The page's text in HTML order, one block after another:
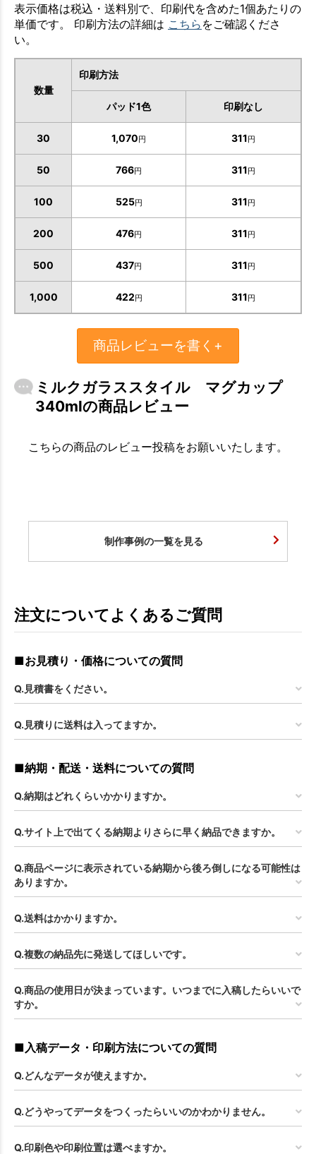
表示価格は税込・送料別で、印刷代を含めた1個あたりの
単価です。 印刷方法の詳細は こちら をご確認くださ
い。
数量
印刷方法
パッド1色 印刷なし
30 1,070円 311円
50 766円 311円
100 525円 311円
200 476円 311円
500 437円 311円
1,000 422円 311円
商品レビューを書く+
ミルクガラススタイル マグカップ
340mlの商品レビュー
こちらの商品のレビュー投稿をお願いいたします。
制作事例の一覧を見る
注文についてよくあるご質問
■お見積り・価格についての質問
Q.見積書をください。
Q.見積りに送料は入ってますか。
■納期・配送・送料についての質問
Q.納期はどれくらいかかりますか。
Q.サイト上で出てくる納期よりさらに早く納品できますか。
Q.商品ページに表示されている納期から後ろ倒しになる可能性は
ありますか。
Q.送料はかかりますか。
Q.複数の納品先に発送してほしいです。
Q.商品の使用日が決まっています。いつまでに入稿したらいいで
すか。
■入稿データ・印刷方法についての質問
Q.どんなデータが使えますか。
Q.どうやってデータをつくったらいいのかわかりません。
Q.印刷色や印刷位置は選べますか。